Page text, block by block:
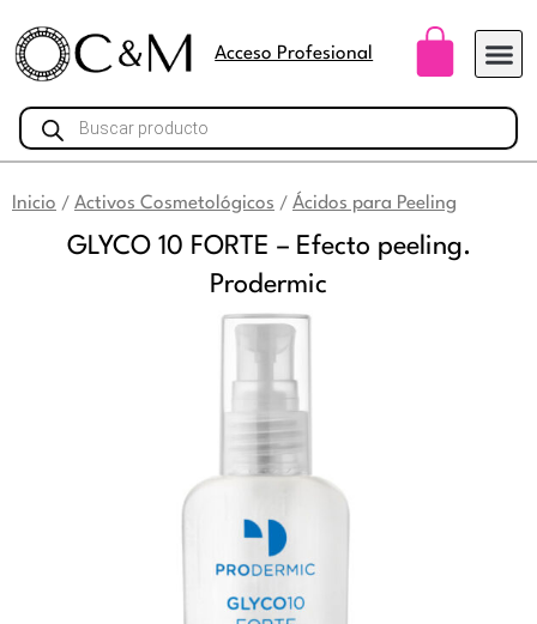
contenido
Acceso Profesional
Búsqueda
de
productos
Inicio / Activos Cosmetológicos / Ácidos para Peeling
GLYCO 10 FORTE – Efecto peeling.
Prodermic